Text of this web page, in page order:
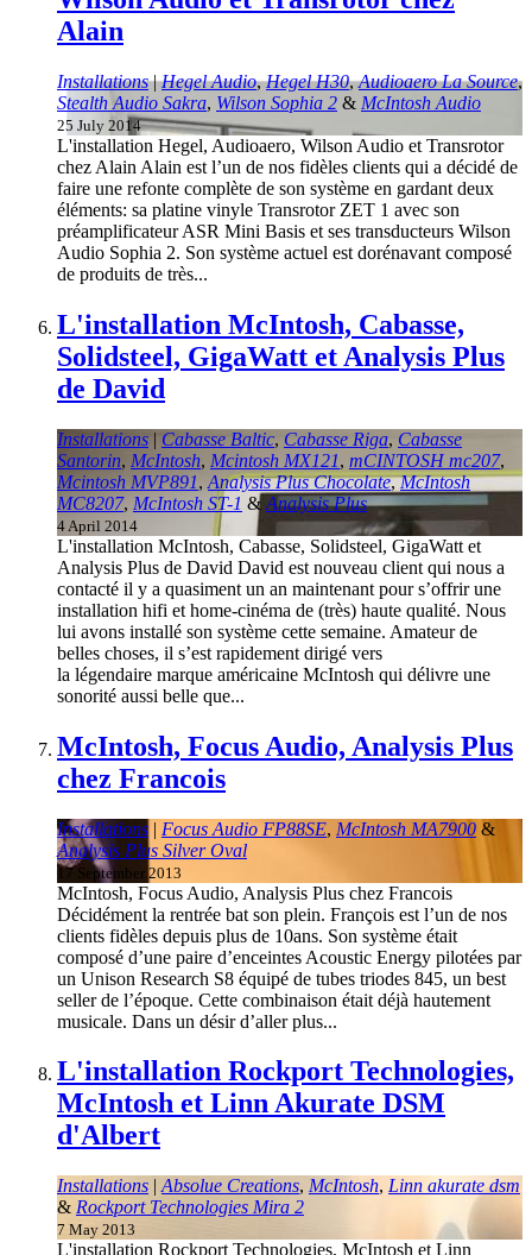
Alain
Installations|Hegel Audio,Hegel H30,Audioaero La Source,
Stealth Audio Sakra, Wilson Sophia 2 & McIntosh Audio
25 July 2014
L'installation Hegel, Audioaero, Wilson Audio et Transrotor
chez Alain Alain est l’un de nos fidèles clients qui a décidé de
faire une refonte complète de son système en gardant deux
éléments: sa platine vinyle Transrotor ZET 1 avec son
préamplificateur ASR Mini Basis et ses transducteurs Wilson
Audio Sophia 2. Son système actuel est dorénavant composé
de produits de très...
L'installation McIntosh, Cabasse,
Solidsteel, GigaWatt et Analysis Plus
de David
Installations | Cabasse Baltic, Cabasse Riga, Cabasse
Santorin, McIntosh, Mcintosh MX121, mCINTOSH mc207,
Mcintosh MVP891, Analysis Plus Chocolate,McIntosh
MC8207, McIntosh ST-1 & Analysis Plus
4 April 2014
L'installation McIntosh, Cabasse, Solidsteel, GigaWatt et
Analysis Plus de David David est nouveau client qui nous a
contacté il y a quasiment un an maintenant pour s’offrir une
installation hifi et home-cinéma de (très) haute qualité. Nous
lui avons installé son système cette semaine. Amateur de
belles choses, il s’est rapidement dirigé vers
la légendaire marque américaine McIntosh qui délivre une
sonorité aussi belle que...
McIntosh, Focus Audio, Analysis Plus
chez Francois
Installations | Focus Audio FP88SE, McIntosh MA7900 &
Analysis Plus Silver Oval
17 September 2013
McIntosh, Focus Audio, Analysis Plus chez Francois
Décidément la rentrée bat son plein. François est l’un de nos
clients fidèles depuis plus de 10ans. Son système était
composé d’une paire d’enceintes Acoustic Energy pilotées par
un Unison Research S8 équipé de tubes triodes 845, un best
seller de l’époque. Cette combinaison était déjà hautement
musicale. Dans un désir d’aller plus...
L'installation Rockport Technologies,
McIntosh et Linn Akurate DSM
d'Albert
Installations | Absolue Creations, McIntosh, Linn akurate dsm
& Rockport Technologies Mira 2
7 May 2013
L'installation Rockport Technologies, McIntosh et Linn